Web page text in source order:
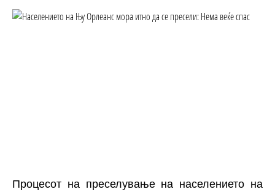
Процесот на преселување на населението на